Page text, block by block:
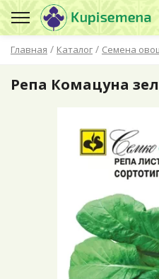
Главная / Каталог / Семена
Репа Комацуна